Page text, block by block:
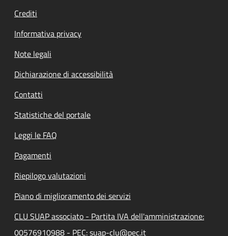
Crediti
Informativa privacy
Note legali
Dichiarazione di accessibilità
Contatti
Statistiche del portale
Leggi le FAQ
Pagamenti
Riepilogo valutazioni
Piano di miglioramento dei servizi
CLU SUAP associato - Partita IVA dell'amministrazione:
00576910988 - PEC: suap-clu@pec.it